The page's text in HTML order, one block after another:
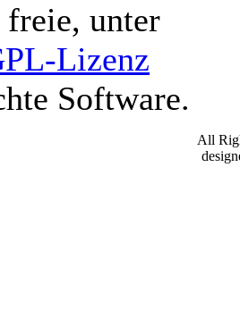
freie, unter
Lizenz
Software.
All